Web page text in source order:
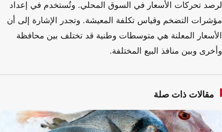
لرصد تحركات الأسعار في السوق المحلي. وتُستخدم في إعداد
مؤشرات التضخم وقياس تكلفة المعيشة. وتجدر الإشارة إلى أن
الأسعار المعلنة هي متوسطات وطنية قد تختلف بين محافظة
وأخرى وبين منافذ البيع المختلفة.
مقالات ذات صلة